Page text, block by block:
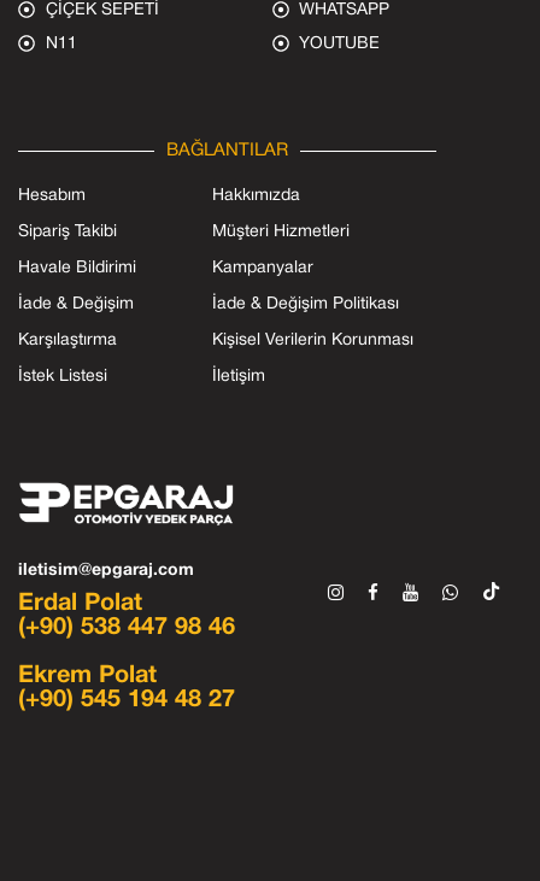
ÇİÇEK SEPETİ
N11
WHATSAPP
YOUTUBE
BAĞLANTILAR
Hesabım
Sipariş Takibi
Havale Bildirimi
İade & Değişim
Karşılaştırma
İstek Listesi
Hakkımızda
Müşteri Hizmetleri
Kampanyalar
İade & Değişim Politikası
Kişisel Verilerin Korunması
İletişim
iletisim@epgaraj.com
Erdal Polat
(+90) 538 447 98 46
Ekrem Polat
(+90) 545 194 48 27